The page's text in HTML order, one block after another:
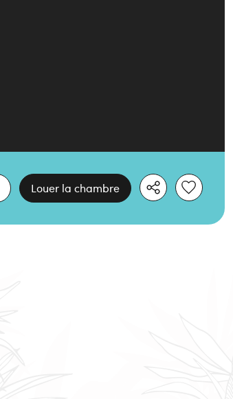
Louer la chambre